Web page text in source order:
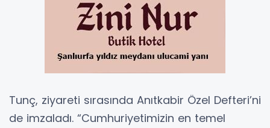
Tunç, ziyareti sırasında Anıtkabir Özel Defteri’ni
de imzaladı. “Cumhuriyetimizin en temel